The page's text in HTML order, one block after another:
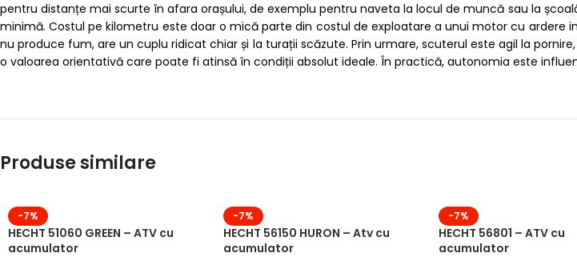
pentru distanțe mai scurte în afara orașului, de exemplu pentru naveta la locul de muncă sau la
minimă. Costul pe kilometru este doar o mică parte din costul de exploatare a unui motor cu ardere
nu produce fum, are un cuplu ridicat chiar și la turații scăzute. Prin urmare, scuterul este agil la
o valoarea orientativă care poate fi atinsă în condiții absolut ideale. În practică, autonomia este
Produse similare
-7%
HECHT 51060 GREEN – ATV cu
acumulator
-7%
HECHT 56150 HURON – Atv cu
acumulator
-7%
HECHT 56801 – ATV cu
acumulator